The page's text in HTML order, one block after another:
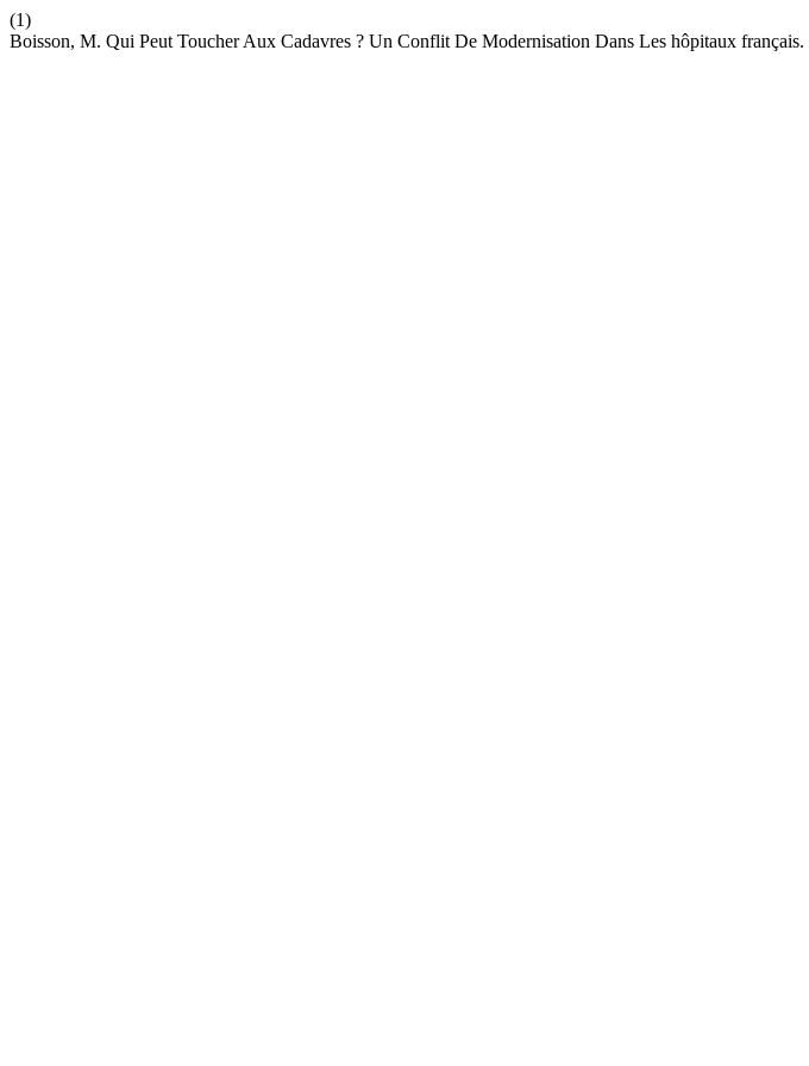
(1)
Boisson, M. Qui Peut Toucher Aux Cadavres ? Un Conflit De Modernisation Dans Les hôpitaux français.